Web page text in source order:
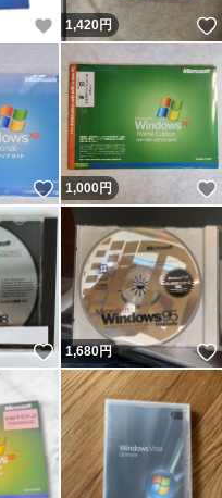
いいね！
1,420円
いいね！
1,000円
いいね！
1,680円